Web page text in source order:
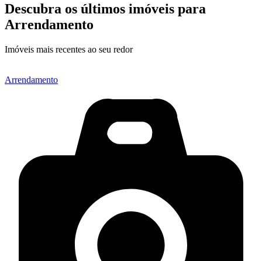
Descubra os últimos imóveis para
Arrendamento
Imóveis mais recentes ao seu redor
Arrendamento